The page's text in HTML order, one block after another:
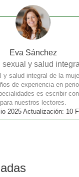
Eva Sánchez
y salud
y salud integral de la
de experiencia en
es escribir
para nuestros lectores.
2025 Actualización: 10